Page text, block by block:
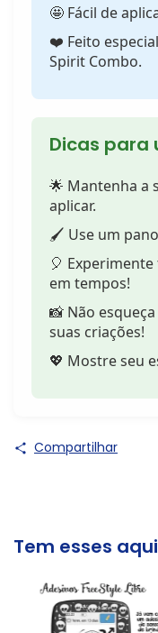
🤩 Fácil de
❤️ Feito
Spirit Combo.
Dicas para
🌟 Mantenha a
aplicar.
🖌️ Use um
🎈
em tempos!
📸 Não
suas criações!
💖 Mostre seu
Compartilhar
Tem esses